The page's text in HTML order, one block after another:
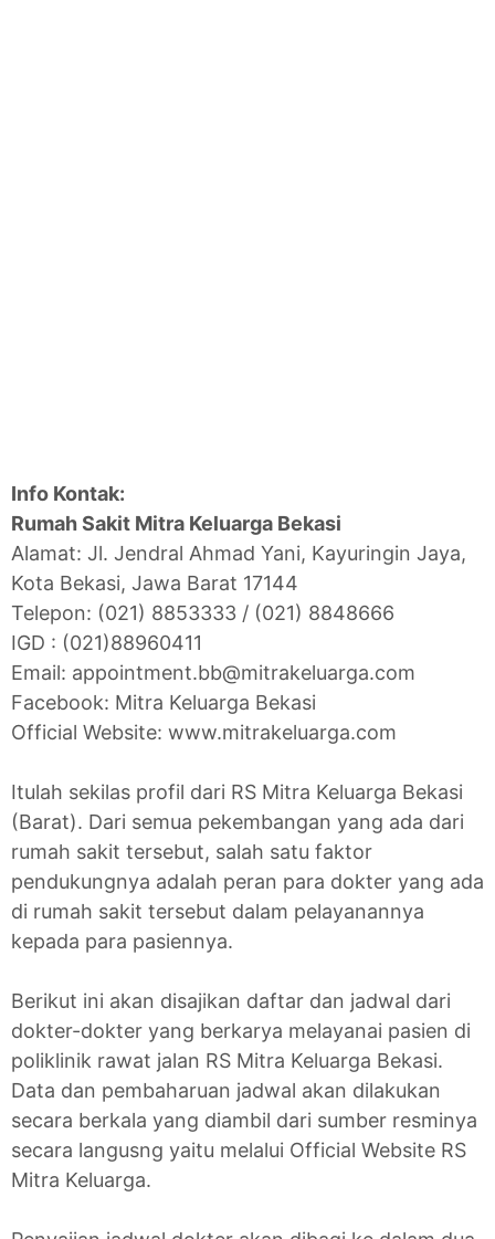
Info Kontak:
Rumah Sakit Mitra Keluarga Bekasi
Alamat: Jl. Jendral Ahmad Yani, Kayuringin Jaya,
Kota Bekasi, Jawa Barat 17144
Telepon: (021) 8853333 / (021) 8848666
IGD : (021)88960411
Email: appointment.bb@mitrakeluarga.com
Facebook: Mitra Keluarga Bekasi
Official Website: www.mitrakeluarga.com
Itulah sekilas profil dari RS Mitra Keluarga Bekasi
(Barat). Dari semua pekembangan yang ada dari
rumah sakit tersebut, salah satu faktor
pendukungnya adalah peran para dokter yang ada
di rumah sakit tersebut dalam pelayanannya
kepada para pasiennya.
Berikut ini akan disajikan daftar dan jadwal dari
dokter-dokter yang berkarya melayanai pasien di
poliklinik rawat jalan RS Mitra Keluarga Bekasi.
Data dan pembaharuan jadwal akan dilakukan
secara berkala yang diambil dari sumber resminya
secara langusng yaitu melalui Official Website RS
Mitra Keluarga.